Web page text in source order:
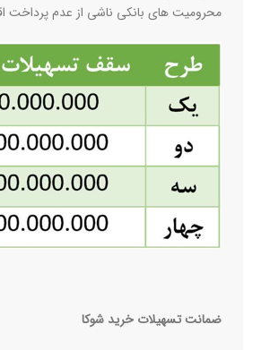
محرومیت های بانکی ناشی از عدم پرداخت
ضمانت تسهیلات خرید شوکا